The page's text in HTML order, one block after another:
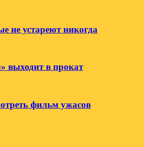
не устареют никогда
выходит в прокат
фильм ужасов